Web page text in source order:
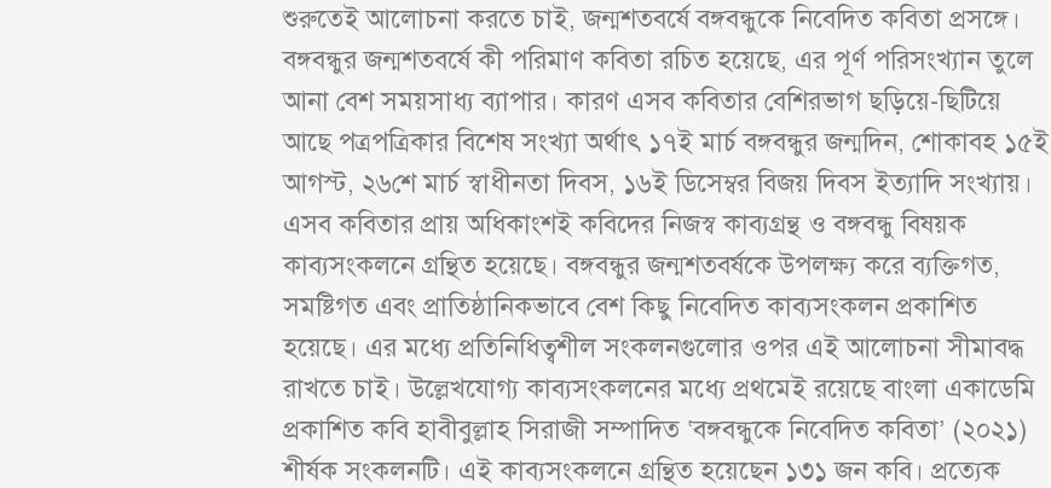
শুরুতেই আলোচনা করতে চাই, জন্মশতবর্ষে বঙ্গবন্ধুকে নিবেদিত কবিতা প্রসঙ্গে।
বঙ্গবন্ধুর জন্মশতবর্ষে কী পরিমাণ কবিতা রচিত হয়েছে, এর পূর্ণ পরিসংখ্যান তুলে
আনা বেশ সময়সাধ্য ব্যাপার। কারণ এসব কবিতার বেশিরভাগ ছড়িয়ে-ছিটিয়ে
আছে পত্রপত্রিকার বিশেষ সংখ্যা অর্থাৎ ১৭ই মার্চ বঙ্গবন্ধুর জন্মদিন, শোকাবহ ১৫ই
আগস্ট, ২৬শে মার্চ স্বাধীনতা দিবস, ১৬ই ডিসেম্বর বিজয় দিবস ইত্যাদি সংখ্যায়।
এসব কবিতার প্রায় অধিকাংশই কবিদের নিজস্ব কাব্যগ্রন্থ ও বঙ্গবন্ধু বিষয়ক
কাব্যসংকলনে গ্রন্থিত হয়েছে। বঙ্গবন্ধুর জন্মশতবর্ষকে উপলক্ষ্য করে ব্যক্তিগত,
সমষ্টিগত এবং প্রাতিষ্ঠানিকভাবে বেশ কিছু নিবেদিত কাব্যসংকলন প্রকাশিত
হয়েছে। এর মধ্যে প্রতিনিধিত্বশীল সংকলনগুলোর ওপর এই আলোচনা সীমাবদ্ধ
রাখতে চাই। উল্লেখযোগ্য কাব্যসংকলনের মধ্যে প্রথমেই রয়েছে বাংলা একাডেমি
প্রকাশিত কবি হাবীবুল্লাহ সিরাজী সম্পাদিত ‘বঙ্গবন্ধুকে নিবেদিত কবিতা’ (২০২১)
শীর্ষক সংকলনটি। এই কাব্যসংকলনে গ্রন্থিত হয়েছেন ১৩১ জন কবি। প্রত্যেক